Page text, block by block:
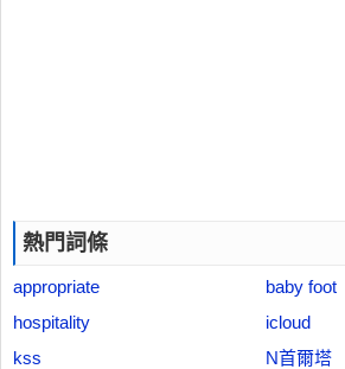
熱門詞條
appropriate
baby foot
hospitality
icloud
kss
N首爾塔